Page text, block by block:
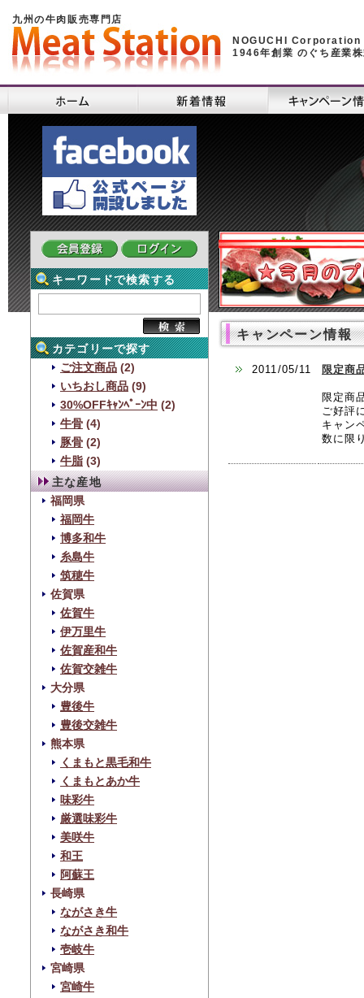
九州の牛肉販売専門店
NOGUCHI Corporation
1946年創業 のぐち産業
キーワードで検索する
カテゴリーで探す
ご注文商品 (2)
いちおし商品 (9)
30%OFFｷｬﾝﾍﾟｰﾝ中 (2)
牛骨 (4)
豚骨 (2)
牛脂 (3)
主な産地
福岡県
福岡牛
博多和牛
糸島牛
筑穂牛
佐賀県
佐賀牛
伊万里牛
佐賀産和牛
佐賀交雑牛
大分県
豊後牛
豊後交雑牛
熊本県
くまもと黒毛和牛
くまもとあか牛
味彩牛
厳選味彩牛
美咲牛
和王
阿蘇王
長崎県
ながさき牛
ながさき和牛
壱岐牛
宮崎県
宮崎牛
キャンペーン情報
2011/05/11 限定商
限定商
ご好評
キャン
数に限